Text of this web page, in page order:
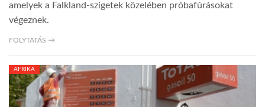
amelyek a Falkland-szigetek közelében próbafúrásokat
végeznek.
FOLYTATÁS →
AFRIKA